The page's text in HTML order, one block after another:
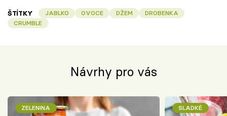
ŠTÍTKY JABLKO OVOCE DŽEM
DROBENKA
CRUMBLE
Návrhy pro vás
ZELENINA SLADKÉ